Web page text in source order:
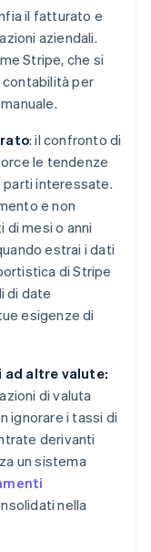
il fatturato e
aziendali.
Stripe, che si
per
: il confronto di
le tendenze
parti interessate.
e non
mesi o anni
estrai i dati
di Stripe
di date
esigenze di
ad altre valute:
di valuta
ignorare i tassi di
derivanti
un sistema
nella